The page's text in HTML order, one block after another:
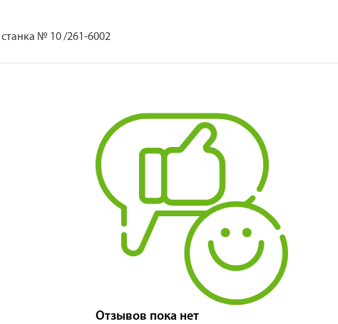
№ 10 /261-6002
Отзывов пока нет